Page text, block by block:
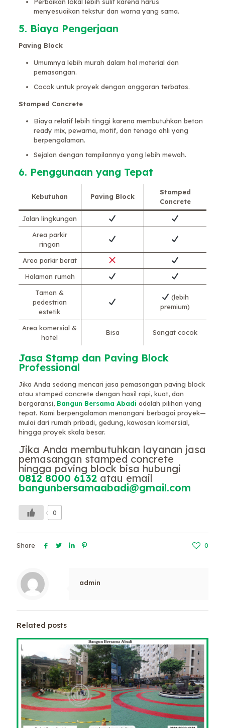
menyesuaikan tekstur dan warna yang sama.
5. Biaya Pengerjaan
Paving Block
Umumnya lebih murah dalam hal material dan
pemasangan.
Cocok untuk proyek dengan anggaran terbatas.
Stamped Concrete
Biaya relatif lebih tinggi karena membutuhkan beton
ready mix, pewarna, motif, dan tenaga ahli yang
berpengalaman.
Sejalan dengan tampilannya yang lebih mewah.
6. Penggunaan yang Tepat
Kebutuhan Paving Block
Stamped
Concrete
Jalan lingkungan
Area parkir
ringan
Area parkir berat
Halaman rumah
Taman &
pedestrian
estetik
(lebih
premium)
Area komersial &
hotel
Bisa Sangat cocok
Jasa Stamp dan Paving Block
Professional
Jika Anda sedang mencari jasa pemasangan paving block
atau stamped concrete dengan hasil rapi, kuat, dan
bergaransi, Bangun Bersama Abadi adalah pilihan yang
tepat. Kami berpengalaman menangani berbagai proyek—
mulai dari rumah pribadi, gedung, kawasan komersial,
hingga proyek skala besar.
Jika Anda membutuhkan layanan jasa
pemasangan stamped concrete
hingga paving block bisa hubungi
0812 8000 6132atau email
bangunbersamaabadi@gmail.com
0
Share 0
admin
Related posts